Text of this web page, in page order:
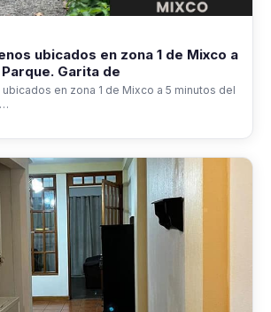
ubicados en zona 1 de Mixco a
Garita de
en zona 1 de Mixco a 5 minutos del